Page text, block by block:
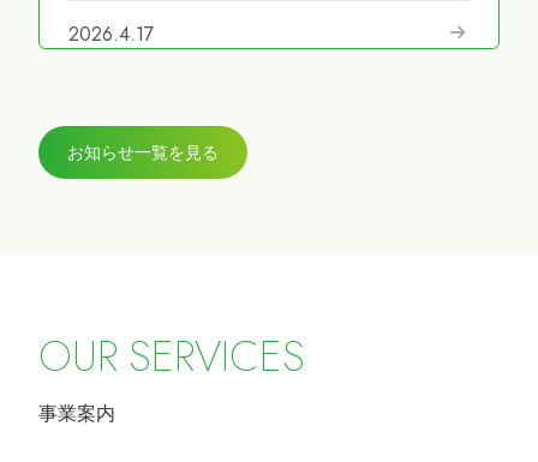
2026.4.17
2026.3.27
せ
2026.2.20
お知らせ一覧を見る
OUR SERVICES
事業案内